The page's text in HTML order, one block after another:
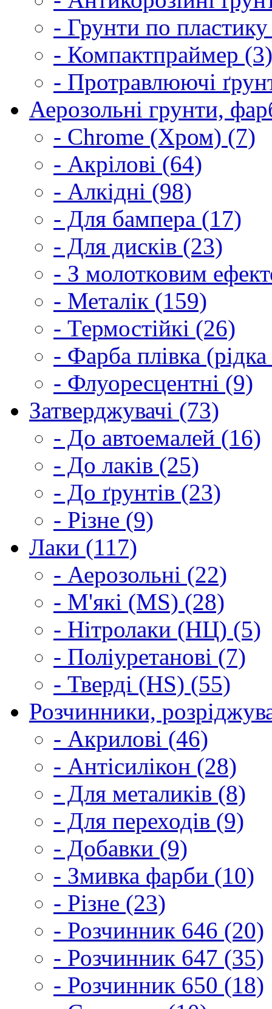
- Грунти по
- Компактпраймер (3)
- Протравлюючі
Аерозольні грунти,
- Chrome (Хром) (7)
- Акрілові (64)
- Алкідні (98)
- Для бампера (17)
- Для дисків (23)
- З молотковим
- Металік (159)
- Термостійкі (26)
- Фарба плівка
- Флуоресцентні (9)
Затверджувачі (73)
- До автоемалей (16)
- До лаків (25)
- До ґрунтів (23)
- Різне (9)
Лаки (117)
- Аерозольні (22)
- М'які (MS) (28)
- Нітролаки (НЦ) (5)
- Поліуретанові (7)
- Тверді (HS) (55)
Розчинники,
- Акрилові (46)
- Антісилікон (28)
- Для металиків (8)
- Для переходів (9)
- Добавки (9)
- Змивка фарби (10)
- Різне (23)
- Розчинник 646 (20)
- Розчинник 647 (35)
- Розчинник 650 (18)